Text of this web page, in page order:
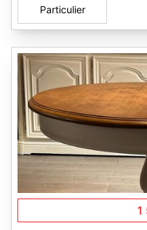
Particulier
1